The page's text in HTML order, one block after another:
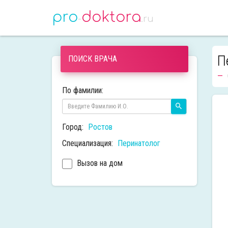
pro-doktora.ru
ПОИСК ВРАЧА
По фамилии:
Город: Ростов
Специализация: Перинатолог
Вызов на дом